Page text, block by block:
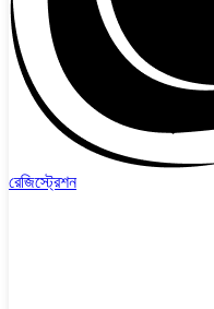
রেজিস্ট্রেশন